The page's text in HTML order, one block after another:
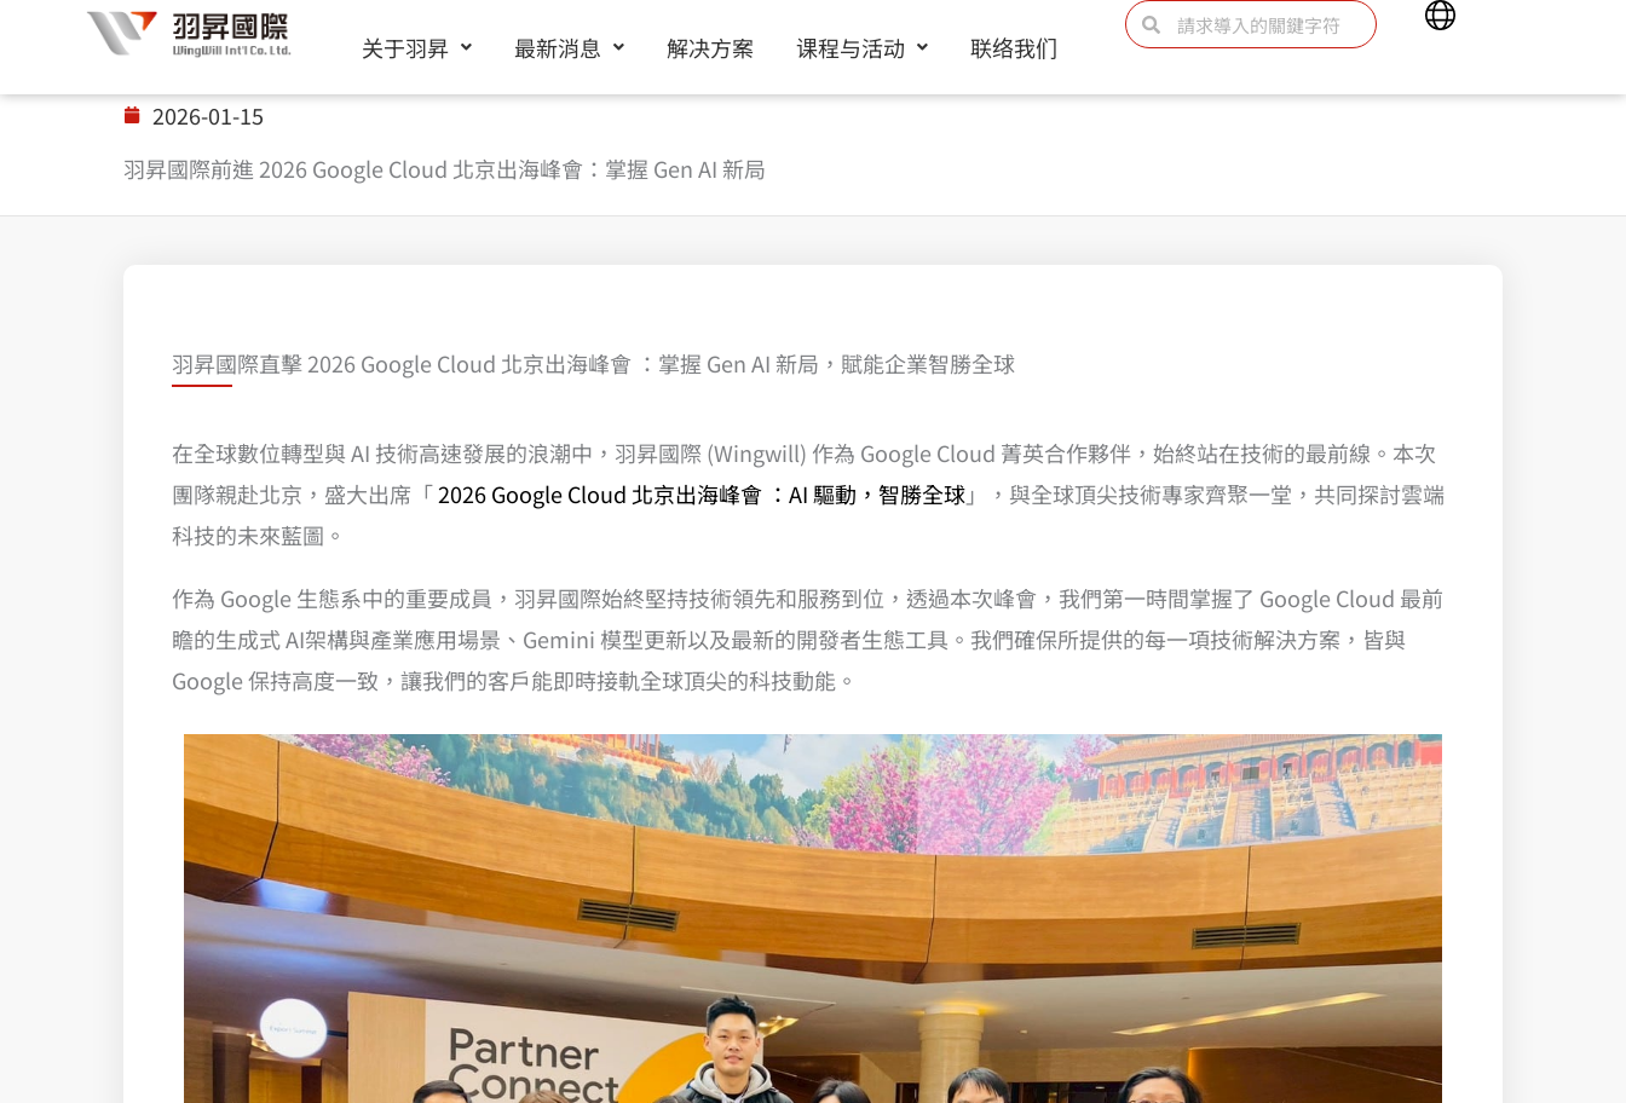
内
关于羽昇 最新消息 解决方案 课程与活动 联络我们
SearchSearch
Main
2026-01-15
羽昇國際前進 2026 Google Cloud 北京出海峰會：掌握 Gen AI 新局
羽昇國際直擊 2026 Google Cloud 北京出海峰會 ：掌握 Gen AI 新局，賦能企業智勝全球
在全球數位轉型與 AI 技術高速發展的浪潮中，羽昇國際 (Wingwill) 作為 Google Cloud 菁英合作夥伴，始終站在技術的最前線。本次
團隊親赴北京，盛大出席「2026 Google Cloud 北京出海峰會 ：AI 驅動，智勝全球」，與全球頂尖技術專家齊聚一堂，共同探討雲端
科技的未來藍圖。
作為 Google 生態系中的重要成員，羽昇國際始終堅持技術領先和服務到位，透過本次峰會，我們第一時間掌握了 Google Cloud 最前
瞻的生成式 AI架構與產業應用場景、Gemini 模型更新以及最新的開發者生態工具。我們確保所提供的每一項技術解決方案，皆與
Google 保持高度一致，讓我們的客戶能即時接軌全球頂尖的科技動能。